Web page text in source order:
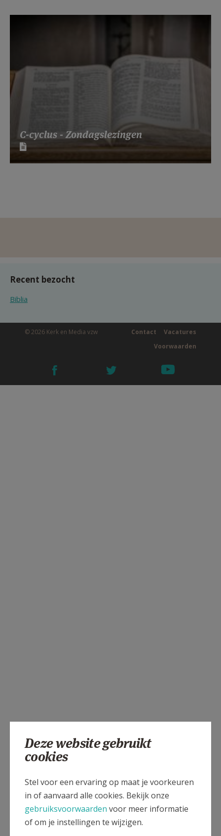
C-cyclus - Zondagslezingen
Recent bezocht
Biblia
© 2026 Kerk en Media vzw Vacatures
Contact
Voorwaarden
Deze website gebruikt
cookies
Stel voor een ervaring op maat je voorkeuren
in of aanvaard alle cookies. Bekijk onze
gebruiksvoorwaarden voor meer informatie
of om je instellingen te wijzigen.